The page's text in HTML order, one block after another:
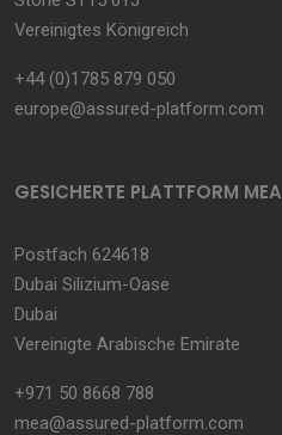
Vereinigtes Königreich
+44 (0)1785 879 050
europe@assured-platform.com
GESICHERTE PLATTFORM MEA
Postfach 624618
Dubai Silizium-Oase
Dubai
Vereinigte Arabische Emirate
+971 50 8668 788
mea@assured-platform.com